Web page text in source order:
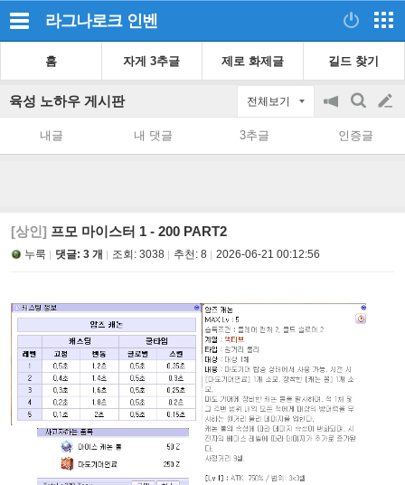
라그나로크 인벤
홈 자게 3추글 제로 화제글 길드 찾기
육성 노하우 게시판 전체보기
공
on/off
검
색
글
쓰
내글 내 댓글 3추글 인증글
[상인] 프모 마이스터 1 - 200 PART2
누룩 댓글: 3 개 조회: 3038 추천: 8 2026-06-21 00:12:56